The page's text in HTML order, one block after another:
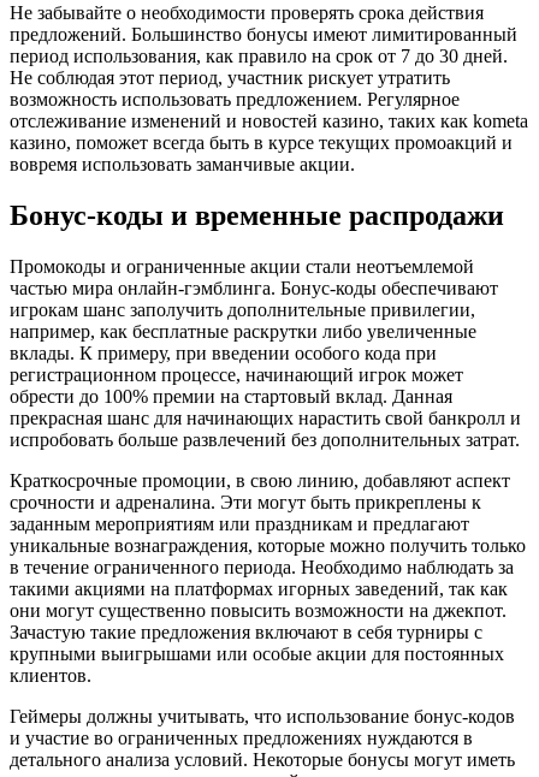
Не забывайте о необходимости проверять срока действия
предложений. Большинство бонусы имеют лимитированный
период использования, как правило на срок от 7 до 30 дней.
Не соблюдая этот период, участник рискует утратить
возможность использовать предложением. Регулярное
отслеживание изменений и новостей казино, таких как kometa
казино, поможет всегда быть в курсе текущих промоакций и
вовремя использовать заманчивые акции.
Бонус-коды и временные распродажи
Промокоды и ограниченные акции стали неотъемлемой
частью мира онлайн-гэмблинга. Бонус-коды обеспечивают
игрокам шанс заполучить дополнительные привилегии,
например, как бесплатные раскрутки либо увеличенные
вклады. К примеру, при введении особого кода при
регистрационном процессе, начинающий игрок может
обрести до 100% премии на стартовый вклад. Данная
прекрасная шанс для начинающих нарастить свой банкролл и
испробовать больше развлечений без дополнительных затрат.
Краткосрочные промоции, в свою линию, добавляют аспект
срочности и адреналина. Эти могут быть прикреплены к
заданным мероприятиям или праздникам и предлагают
уникальные вознаграждения, которые можно получить только
в течение ограниченного периода. Необходимо наблюдать за
такими акциями на платформах игорных заведений, так как
они могут существенно повысить возможности на джекпот.
Зачастую такие предложения включают в себя турниры с
крупными выигрышами или особые акции для постоянных
клиентов.
Геймеры должны учитывать, что использование бонус-кодов
и участие во ограниченных предложениях нуждаются в
детального анализа условий. Некоторые бонусы могут иметь